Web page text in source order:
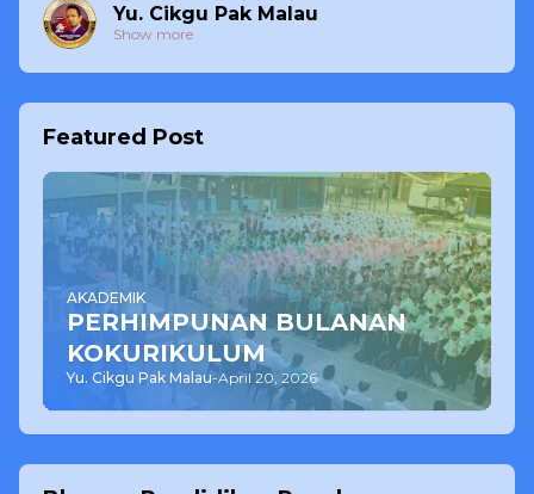
Yu. Cikgu Pak Malau
Show more
Featured Post
AKADEMIK
PERHIMPUNAN BULANAN
KOKURIKULUM
Yu. Cikgu Pak Malau-April 20, 2026